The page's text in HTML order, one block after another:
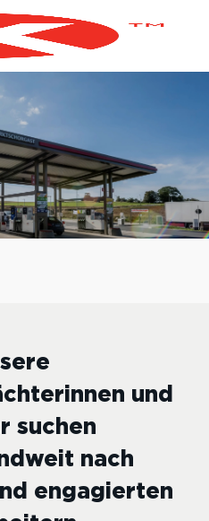
und
suchen
nach
engagierten